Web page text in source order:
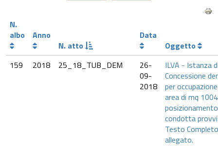
N.
albo
Anno
N. atto
Data
Oggetto
159
2018 25_18_TUB_DEM
26-
09-
2018
ILVA - Istanza
Concessione
per
area di mq
condotta
Testo
allegato.